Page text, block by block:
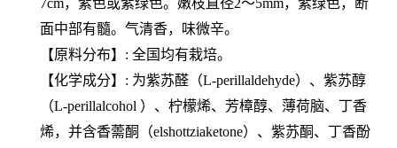
面中部有髓。气清香，味微辛。
【原料分布】: 全国均有栽培。
【化学成分】: 为紫苏醛（L-perillaldehyde）、紫苏醇
（L-perillalcohol ）、柠檬烯、芳樟醇、薄荷脑、丁香
烯，并含香薷酮（elshottziaketone）、紫苏酮、丁香酚